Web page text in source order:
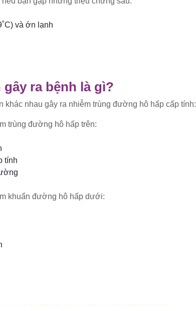
và ớn lạnh
gây ra bệnh là gì?
khác nhau gây ra nhiễm trùng đường hô hấp cấp tính:
trùng đường hô hấp trên:
tính
khuẩn đường hô hấp dưới: